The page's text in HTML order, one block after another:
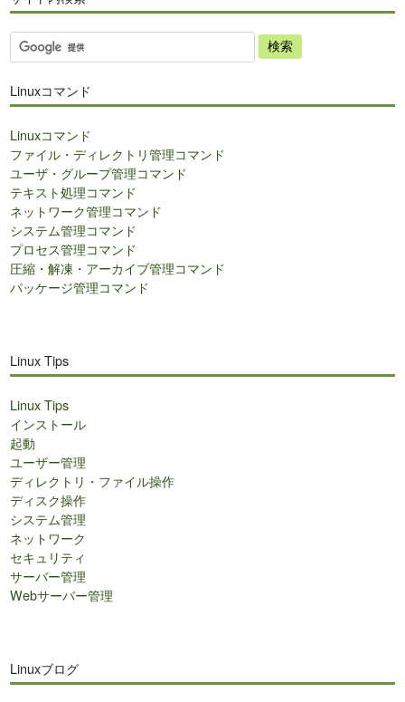
サ
イ
内
索
Linuxコマンド
Linuxコマンド
ファイル・ディレクトリ管理コマンド
ユーザ・グループ管理コマンド
テキスト処理コマンド
ネットワーク管理コマンド
システム管理コマンド
プロセス管理コマンド
圧縮・解凍・アーカイブ管理コマンド
パッケージ管理コマンド
Linux Tips
Linux Tips
インストール
起動
ユーザー管理
ディレクトリ・ファイル操作
ディスク操作
システム管理
ネットワーク
セキュリティ
サーバー管理
Webサーバー管理
Linuxブログ